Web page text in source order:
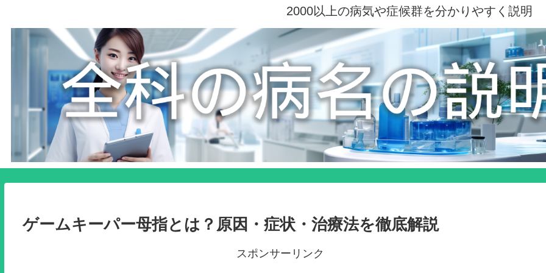
2000以上の病気や症候群を分かりやすく説明
ゲームキーパー母指とは？原因・症状・治療法を徹底解説
スポンサーリンク